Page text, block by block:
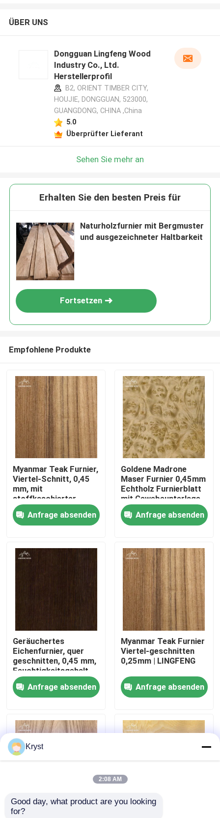
Werksbesichtigung
Qualitätskontrolle
Kontakt mit uns
Neuigkeiten
Bitte um ein Angebot
ÜBER UNS
Dongguan Lingfeng Wood
Industry Co., Ltd.
Herstellerprofil
B2, ORIENT TIMBER CITY,
HOUJIE, DONGGUAN, 523000,
GUANGDONG, CHINA ,China
5.0
Überprüfter Lieferant
Sehen Sie mehr an
Erhalten Sie den besten Preis für
Naturholzfurnier mit Bergmuster
und ausgezeichneter Haltbarkeit
Fortsetzen
Empfohlene Produkte
Myanmar Teak Furnier,
Viertel-Schnitt, 0,45
mm, mit
stoffkaschierter
Rückseite
Anfrage absenden
Goldene Madrone
Maser Furnier 0,45mm
Echtholz Furnierblatt
mit Gewebeunterlage
Anfrage absenden
Geräuchertes
Eichenfurnier, quer
geschnitten, 0,45 mm,
Feuchtigkeitsgehalt
8%±2%,
Naturholzfurnier
Anfrage absenden
Myanmar Teak Furnier
Viertel-geschnitten
0,25mm | LINGFENG
Anfrage absenden
Ulmenfurnier,
Kryst
2:08 AM
Good day, what product are you looking
for?